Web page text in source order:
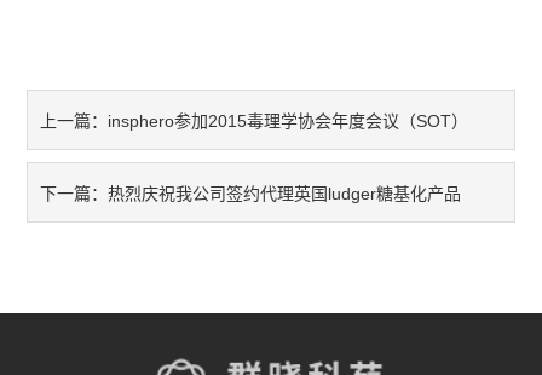
上一篇： insphero参加2015毒理学协会年度会议（SOT）
下一篇：热烈庆祝我公司签约代理英国ludger糖基化产品